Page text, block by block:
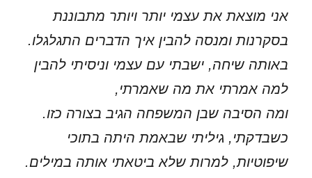
אני מוצאת את עצמי יותר ויותר מתבוננת
בסקרנות ומנסה להבין איך הדברים התגלגלו.
באותה שיחה, ישבתי עם עצמי וניסיתי להבין
למה אמרתי את מה שאמרתי,
ומה הסיבה שבן המשפחה הגיב בצורה כזו.
כשבדקתי, גיליתי שבאמת היתה בתוכי
שיפוטיות, למרות שלא ביטאתי אותה במילים.